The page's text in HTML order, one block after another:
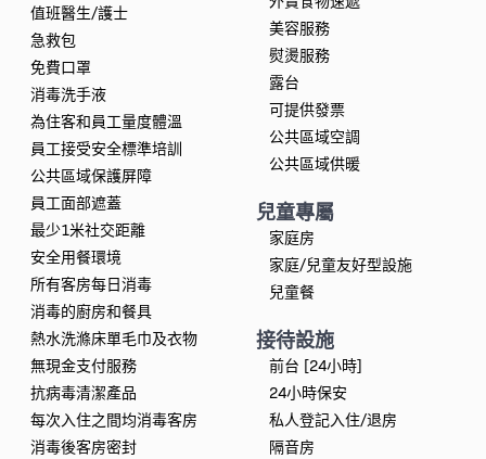
值班醫生/護士
急救包
免費口罩
消毒洗手液
為住客和員工量度體溫
員工接受安全標準培訓
公共區域保護屏障
員工面部遮蓋
最少1米社交距離
安全用餐環境
所有客房每日消毒
消毒的廚房和餐具
熱水洗滌床單毛巾及衣物
無現金支付服務
抗病毒清潔產品
每次入住之間均消毒客房
消毒後客房密封
美容服務
熨燙服務
露台
可提供發票
公共區域空調
公共區域供暖
兒童專屬
家庭房
家庭/兒童友好型設施
兒童餐
接待設施
前台 [24小時]
24小時保安
私人登記入住/退房
隔音房